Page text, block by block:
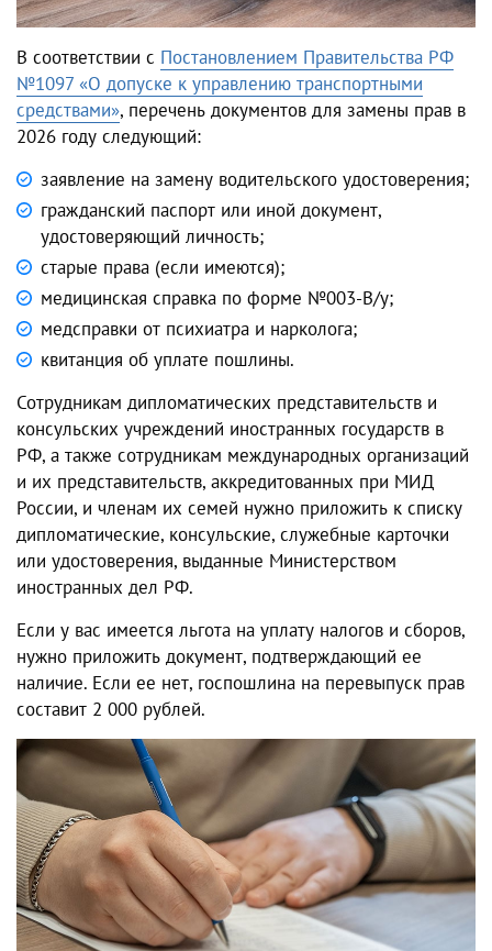
В соответствии с Постановлением Правительства РФ
№1097 «О допуске к управлению транспортными
средствами», перечень документов для замены прав в
2026 году следующий:
заявление на замену водительского удостоверения;
гражданский паспорт или иной документ,
удостоверяющий личность;
старые права (если имеются);
медицинская справка по форме №003-В/у;
медсправки от психиатра и нарколога;
квитанция об уплате пошлины.
Сотрудникам дипломатических представительств и
консульских учреждений иностранных государств в
РФ, а также сотрудникам международных организаций
и их представительств, аккредитованных при МИД
России, и членам их семей нужно приложить к списку
дипломатические, консульские, служебные карточки
или удостоверения, выданные Министерством
иностранных дел РФ.
Если у вас имеется льгота на уплату налогов и сборов,
нужно приложить документ, подтверждающий ее
наличие. Если ее нет, госпошлина на перевыпуск прав
составит 2 000 рублей.